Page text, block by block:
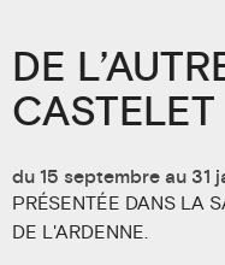
DE
CASTELET
du 15 septembre au 31
PRÉSENTÉE DANS LA
DE L'ARDENNE.